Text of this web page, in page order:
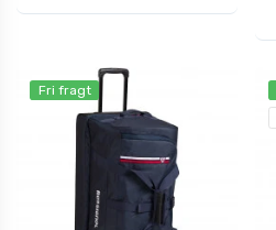
Fri fragt